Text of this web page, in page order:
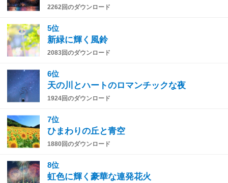
2262回のダウンロード
5位
新緑に輝く風鈴
2083回のダウンロード
6位
天の川とハートのロマンチックな夜
1924回のダウンロード
7位
ひまわりの丘と青空
1880回のダウンロード
8位
虹色に輝く豪華な連発花火